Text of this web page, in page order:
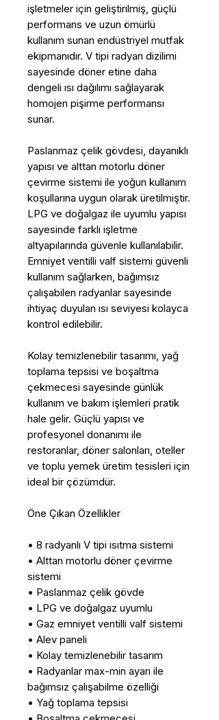
işletmeler için geliştirilmiş, güçlü
performans ve uzun ömürlü
kullanım sunan endüstriyel mutfak
ekipmanıdır. V tipi radyan dizilimi
sayesinde döner etine daha
dengeli ısı dağılımı sağlayarak
homojen pişirme performansı
sunar.
Paslanmaz çelik gövdesi, dayanıklı
yapısı ve alttan motorlu döner
çevirme sistemi ile yoğun kullanım
koşullarına uygun olarak üretilmiştir.
LPG ve doğalgaz ile uyumlu yapısı
sayesinde farklı işletme
altyapılarında güvenle kullanılabilir.
Emniyet ventilli valf sistemi güvenli
kullanım sağlarken, bağımsız
çalışabilen radyanlar sayesinde
ihtiyaç duyulan ısı seviyesi kolayca
kontrol edilebilir.
Kolay temizlenebilir tasarımı, yağ
toplama tepsisi ve boşaltma
çekmecesi sayesinde günlük
kullanım ve bakım işlemleri pratik
hale gelir. Güçlü yapısı ve
profesyonel donanımı ile
restoranlar, döner salonları, oteller
ve toplu yemek üretim tesisleri için
ideal bir çözümdür.
Öne Çıkan Özellikler
• 8 radyanlı V tipi ısıtma sistemi
• Alttan motorlu döner çevirme
sistemi
• Paslanmaz çelik gövde
• LPG ve doğalgaz uyumlu
• Gaz emniyet ventilli valf sistemi
• Alev paneli
• Kolay temizlenebilir tasarım
• Radyanlar max-min ayarı ile
bağımsız çalışabilme özelliği
• Yağ toplama tepsisi